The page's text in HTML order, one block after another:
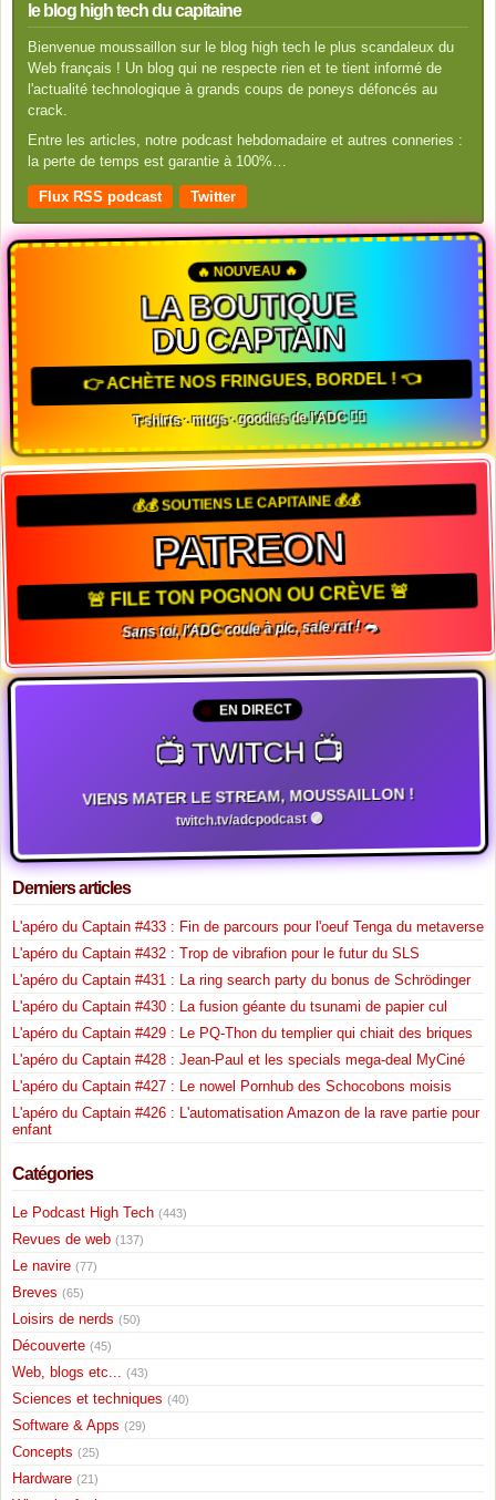
le blog high tech du capitaine
Bienvenue moussaillon sur le blog high tech le plus scandaleux du
Web français ! Un blog qui ne respecte rien et te tient informé de
l'actualité technologique à grands coups de poneys défoncés au
crack.
Entre les articles, notre podcast hebdomadaire et autres conneries :
la perte de temps est garantie à 100%…
Flux RSS podcast Twitter
🔥 NOUVEAU 🔥
LA BOUTIQUE
DU CAPTAIN
👉 ACHÈTE NOS FRINGUES, BORDEL ! 👈
T-shirts · mugs · goodies de l'ADC 🏴‍☠️
💰💰 SOUTIENS LE CAPITAINE 💰💰
PATREON
🚨 FILE TON POGNON OU CRÈVE 🚨
Sans toi, l'ADC coule à pic, sale rat ! 🐀
EN DIRECT
📺 TWITCH 📺
VIENS MATER LE STREAM, MOUSSAILLON !
twitch.tv/adcpodcast 🟣
Derniers articles
L'apéro du Captain #433 : Fin de parcours pour l'oeuf Tenga du metaverse
L'apéro du Captain #432 : Trop de vibrafion pour le futur du SLS
L'apéro du Captain #431 : La ring search party du bonus de Schrödinger
L'apéro du Captain #430 : La fusion géante du tsunami de papier cul
L'apéro du Captain #429 : Le PQ-Thon du templier qui chiait des briques
L'apéro du Captain #428 : Jean-Paul et les specials mega-deal MyCiné
L'apéro du Captain #427 : Le nowel Pornhub des Schocobons moisis
L'apéro du Captain #426 : L'automatisation Amazon de la rave partie pour
enfant
Catégories
Le Podcast High Tech (443)
Revues de web (137)
Le navire (77)
Breves (65)
Loisirs de nerds (50)
Découverte (45)
Web, blogs etc... (43)
Sciences et techniques (40)
Software & Apps (29)
Concepts (25)
Hardware (21)